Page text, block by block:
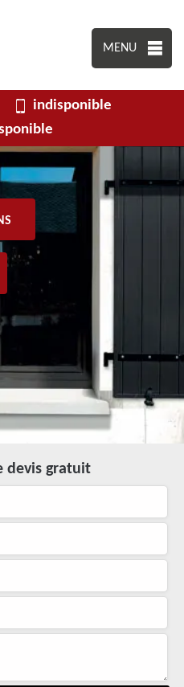
MENU
indisponible
devis gratuit